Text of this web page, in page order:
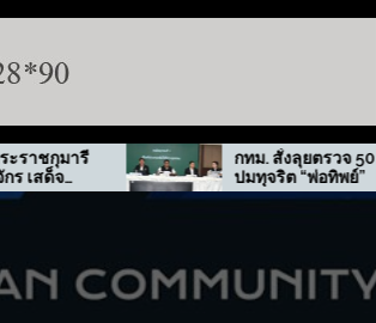
ารี
กทม. สั่งลุยตรวจ 50 เขต สกัด
ปมทุจริต “พ่อทิพย์”